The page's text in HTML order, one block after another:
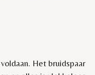
Het bruidspaar